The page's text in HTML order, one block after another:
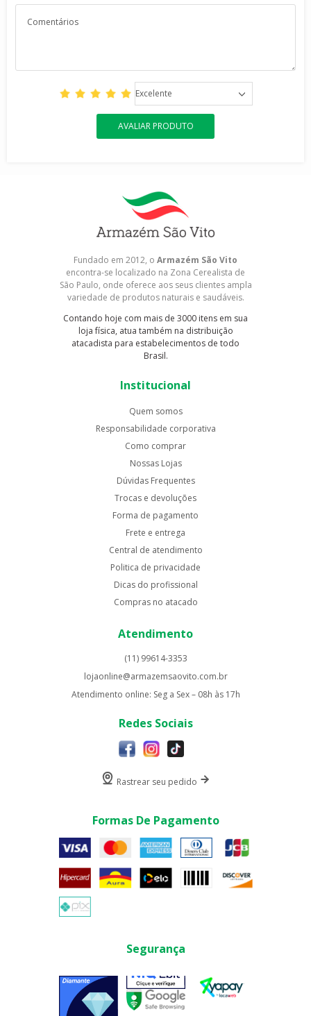
Excelente
AVALIAR PRODUTO
Fundado em 2012, o Armazém São Vito
encontra-se localizado na Zona Cerealista de
São Paulo, onde oferece aos seus clientes ampla
variedade de produtos naturais e saudáveis.
Contando hoje com mais de 3000 itens em sua
loja física, atua também na distribuição
atacadista para estabelecimentos de todo
Brasil.
Institucional
Quem somos
Responsabilidade corporativa
Como comprar
Nossas Lojas
Dúvidas Frequentes
Trocas e devoluções
Forma de pagamento
Frete e entrega
Central de atendimento
Politica de privacidade
Dicas do profissional
Compras no atacado
Atendimento
(11) 99614-3353
lojaonline@armazemsaovito.com.br
Atendimento online: Seg a Sex – 08h às 17h
Redes Sociais
Rastrear seu pedido
Formas De Pagamento
Segurança